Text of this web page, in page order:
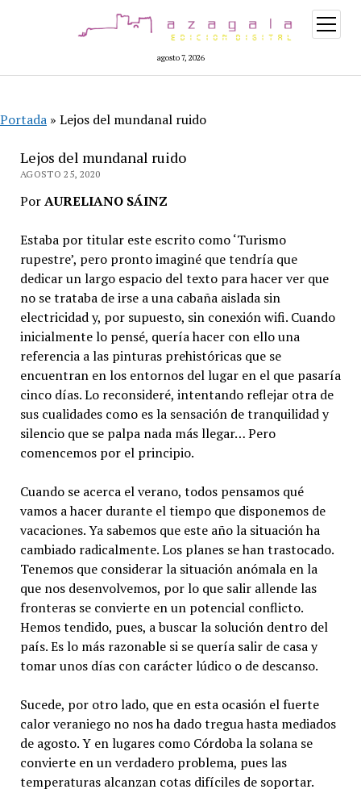
agosto 7, 2026
abrir
menú
Portada » Lejos del mundanal ruido
Lejos del mundanal ruido
AGOSTO 25, 2020
PorAURELIANO SÁINZ
Estaba por titular este escrito como ‘Turismo
rupestre’, pero pronto imaginé que tendría que
dedicar un largo espacio del texto para hacer ver que
no se trataba de irse a una cabaña aislada sin
electricidad y, por supuesto, sin conexión wifi. Cuando
inicialmente lo pensé, quería hacer con ello una
referencia a las pinturas prehistóricas que se
encuentran en los entornos del lugar en el que pasaría
cinco días. Lo reconsideré, intentando reflejar otra de
sus cualidades como es la sensación de tranquilidad y
silencio que se palpa nada más llegar… Pero
comencemos por el principio.
Cuando se acerca el verano, todos pensamos qué
vamos a hacer durante el tiempo que disponemos de
vacaciones. Ya sabemos que este año la situación ha
cambiado radicalmente. Los planes se han trastocado.
Tenemos que considerar la situación anómala en la
que nos desenvolvemos, por lo que salir allende las
fronteras se convierte en un potencial conflicto.
Hemos tendido, pues, a buscar la solución dentro del
país. Es lo más razonable si se quería salir de casa y
tomar unos días con carácter lúdico o de descanso.
Sucede, por otro lado, que en esta ocasión el fuerte
calor veraniego no nos ha dado tregua hasta mediados
de agosto. Y en lugares como Córdoba la solana se
convierte en un verdadero problema, pues las
temperaturas alcanzan cotas difíciles de soportar.